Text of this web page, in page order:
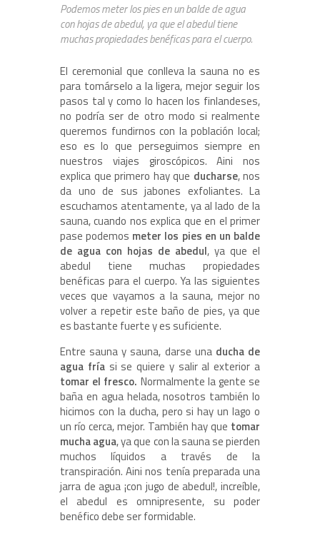
Podemos meter los pies en un balde de agua
con hojas de abedul, ya que el abedul tiene
muchas propiedades benéficas para el cuerpo.
El ceremonial que conlleva la sauna no es
para tomárselo a la ligera, mejor seguir los
pasos tal y como lo hacen los finlandeses,
no podría ser de otro modo si realmente
queremos fundirnos con la población local;
eso es lo que perseguimos siempre en
nuestros viajes giroscópicos. Aini nos
explica que primero hay que ducharse, nos
da uno de sus jabones exfoliantes. La
escuchamos atentamente, ya al lado de la
sauna, cuando nos explica que en el primer
pase podemos meter los pies en un balde
de agua con hojas de abedul, ya que el
abedul tiene muchas propiedades
benéficas para el cuerpo. Ya las siguientes
veces que vayamos a la sauna, mejor no
volver a repetir este baño de pies, ya que
es bastante fuerte y es suficiente.
Entre sauna y sauna, darse una ducha de
agua fríasi se quiere y salir al exterior a
tomar el fresco. Normalmente la gente se
baña en agua helada, nosotros también lo
hicimos con la ducha, pero si hay un lago o
un río cerca, mejor. También hay que tomar
mucha agua, ya que con la sauna se pierden
muchos líquidos a través de la
transpiración. Aini nos tenía preparada una
jarra de agua ¡con jugo de abedul!, increíble,
el abedul es omnipresente, su poder
benéfico debe ser formidable.